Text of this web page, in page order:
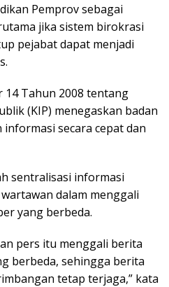
Pemprov sebagai
jika sistem birokrasi
pejabat dapat menjadi
14 Tahun 2008 tentang
(KIP) menegaskan badan
secara cepat dan
sentralisasi informasi
dalam menggali
yang berbeda.
pers itu menggali berita
berbeda, sehingga berita
tetap terjaga,” kata